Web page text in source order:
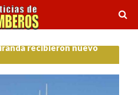
recibieron nuevo